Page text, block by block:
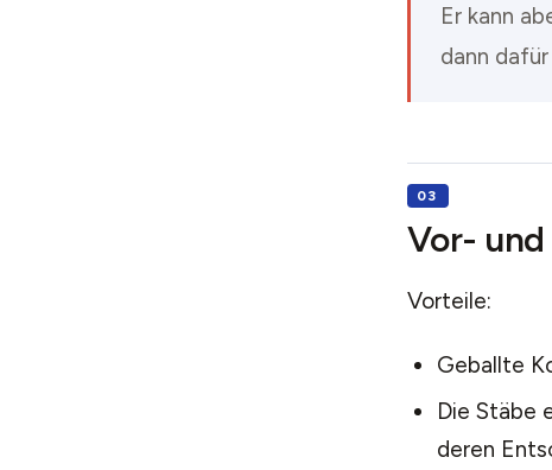
Er kann
dann
Vor-
Vorteile:
Geballte
Die Stäbe
deren